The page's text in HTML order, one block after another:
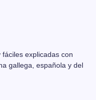
explicadas con
gallega, española y del